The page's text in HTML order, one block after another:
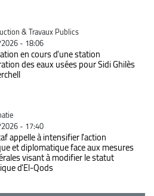
& Travaux Publics
- 18:06
en cours d’une station
des eaux usées pour Sidi Ghilès
- 17:40
appelle à intensifier l'action
et diplomatique face aux mesures
visant à modifier le statut
d'El-Qods